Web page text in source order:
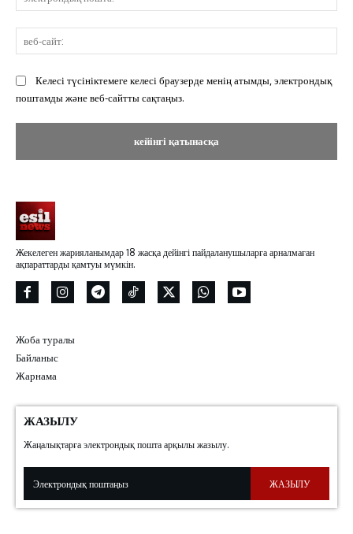
Келесі түсініктемеге келесі браузерде менің атымды, электрондық
поштамды және веб-сайтты сақтаңыз.
Жекелеген жарияланымдар 18 жасқа дейінгі пайдаланушыларға арналмаған
ақпараттарды қамтуы мүмкін.
Жоба туралы
Байланыс
Жарнама
ЖАЗЫЛУ
Жаңалықтарға электрондық пошта арқылы жазылу.
ЖАЗЫЛУ